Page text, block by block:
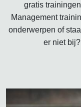
gratis
Management
onderwerpen of
er niet